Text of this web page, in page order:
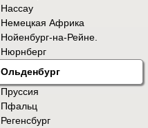
Нассау
Немецкая Африка
Нойенбург-на-Рейне.
Нюрнберг
Ольденбург
Пруссия
Пфальц
Регенсбург